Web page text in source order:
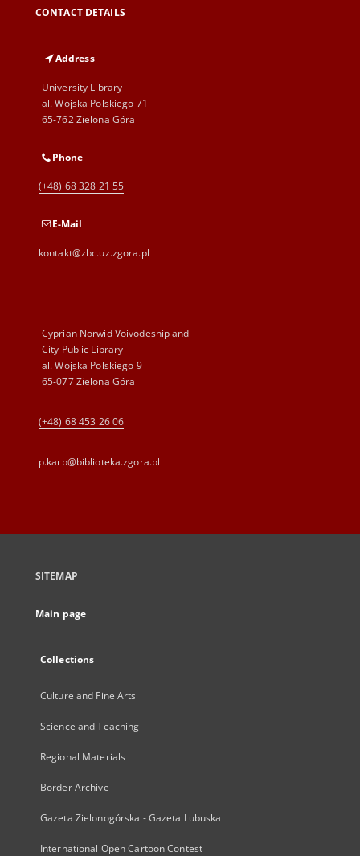
CONTACT DETAILS
Address
University Library
al. Wojska Polskiego 71
65-762 Zielona Góra
Phone
(+48) 68 328 21 55
E-Mail
kontakt@zbc.uz.zgora.pl
Cyprian Norwid Voivodeship and
City Public Library
al. Wojska Polskiego 9
65-077 Zielona Góra
(+48) 68 453 26 06
p.karp@biblioteka.zgora.pl
SITEMAP
Main page
Collections
Culture and Fine Arts
Science and Teaching
Regional Materials
Border Archive
Gazeta Zielonogórska - Gazeta Lubuska
International Open Cartoon Contest